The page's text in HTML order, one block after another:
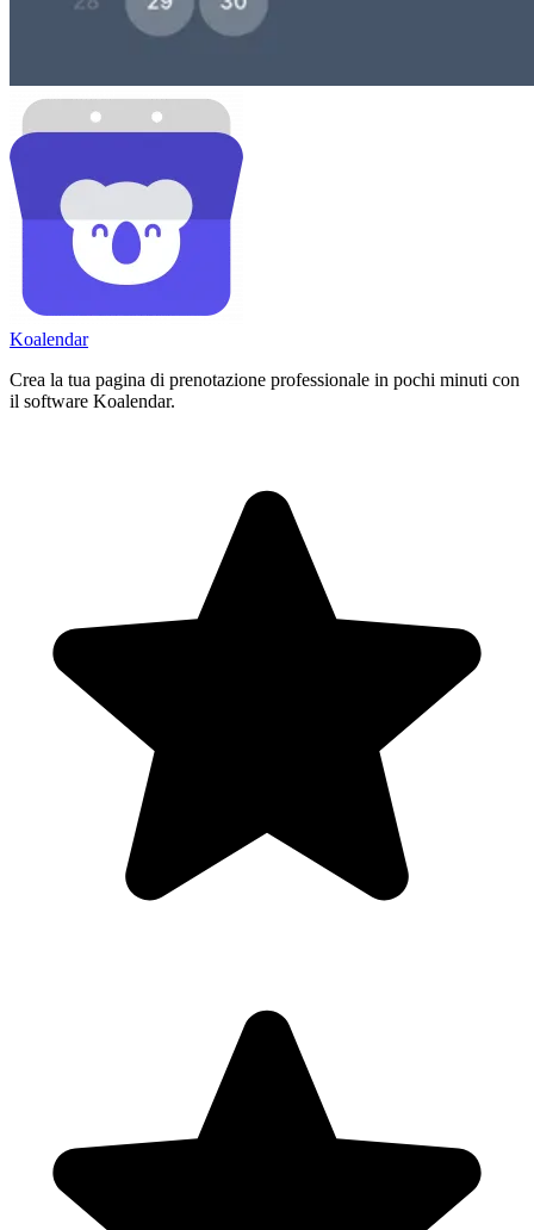
Koalendar
Crea la tua pagina di prenotazione professionale in pochi minuti con
il software Koalendar.